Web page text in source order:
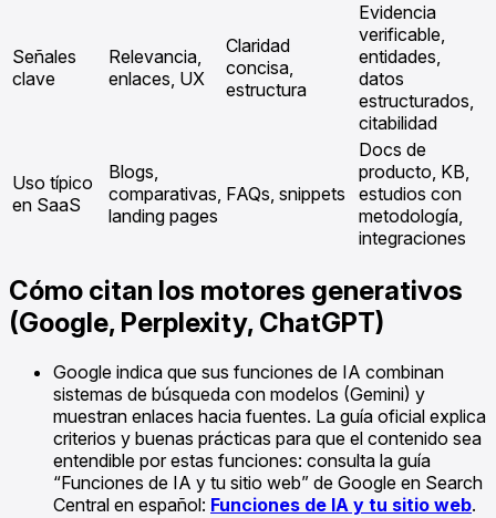
Señales
clave
Relevancia,
enlaces, UX
Claridad
concisa,
estructura
Evidencia
verificable,
entidades,
datos
estructurados,
citabilidad
Uso típico
en SaaS
Blogs,
comparativas,
landing pages
FAQs, snippets
Docs de
producto, KB,
estudios con
metodología,
integraciones
Cómo citan los motores generativos
(Google, Perplexity, ChatGPT)
Google indica que sus funciones de IA combinan
sistemas de búsqueda con modelos (Gemini) y
muestran enlaces hacia fuentes. La guía oficial explica
criterios y buenas prácticas para que el contenido sea
entendible por estas funciones: consulta la guía
“Funciones de IA y tu sitio web” de Google en Search
Central en español: Funciones de IA y tu sitio web.